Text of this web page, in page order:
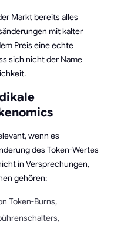
Markt bereits alles
mit kalter
Preis eine echte
sich nicht der Name
wenn es
des Token-Wertes
in Versprechungen,
gehören:
Token-Burns,